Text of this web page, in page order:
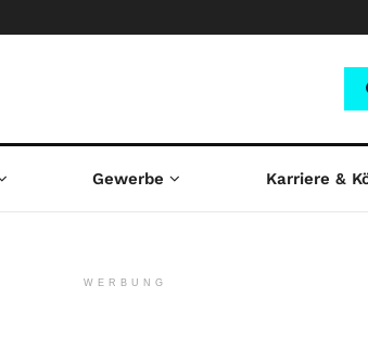
Gewerbe Karriere &
WERBUNG